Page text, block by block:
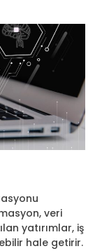
veri
yatırımlar, iş
hale getirir.